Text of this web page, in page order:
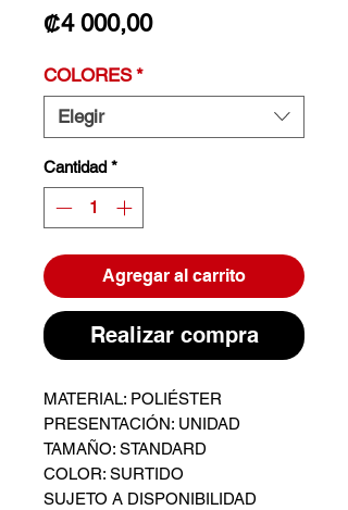
₡4 000,00Precio
COLORES *
Elegir
Cantidad *
Agregar al carrito
Realizar compra
MATERIAL: POLIÉSTER
PRESENTACIÓN: UNIDAD
TAMAÑO: STANDARD
COLOR: SURTIDO
SUJETO A DISPONIBILIDAD